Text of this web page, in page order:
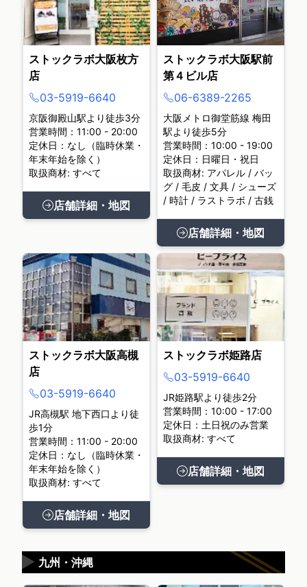
ストックラボ大阪枚方
店
03-5919-6640
京阪御殿山駅より徒歩3分
営業時間：11:00 - 20:00
定休日：なし（臨時休業・
年末年始を除く）
取扱商材: すべて
店舗詳細・地図
ストックラボ大阪駅前
第４ビル店
06-6389-2265
大阪メトロ御堂筋線 梅田
駅より徒歩5分
営業時間：10:00 - 19:00
定休日：日曜日・祝日
取扱商材: アパレル / バッ
グ / 毛皮 / 文具 / シューズ
/ 時計 / ラストラボ / 古銭
店舗詳細・地図
ストックラボ大阪高槻
店
03-5919-6640
JR高槻駅 地下西口より徒
歩1分
営業時間：11:00 - 20:00
定休日：なし（臨時休業・
年末年始を除く）
取扱商材: すべて
店舗詳細・地図
ストックラボ姫路店
03-5919-6640
JR姫路駅より徒歩2分
営業時間：10:00 - 17:00
定休日：土日祝のみ営業
取扱商材: すべて
店舗詳細・地図
九州・沖縄
▶